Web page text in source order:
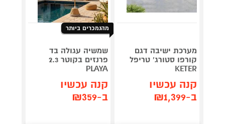
מערכת ישיבה דגם
קורפו סטורג' טריפל
KETER
קנה עכשיו
ב-₪1,399
מהנמכרים ביותר
שמשיה עגולה בד
פרנזים בקוטר 2.3
PLAYA
קנה עכשיו
ב-₪359